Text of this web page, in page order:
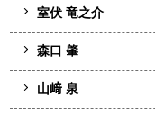
室伏 竜之介
森口 肇
山﨑 泉